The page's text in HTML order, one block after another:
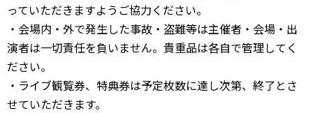
っていただきますようご協力ください。
・会場内・外で発生した事故・盗難等は主催者・会場・出
演者は一切責任を負いません。貴重品は各自で管理してく
ださい。
・ライブ観覧券、特典券は予定枚数に達し次第、終了とさ
せていただきます。